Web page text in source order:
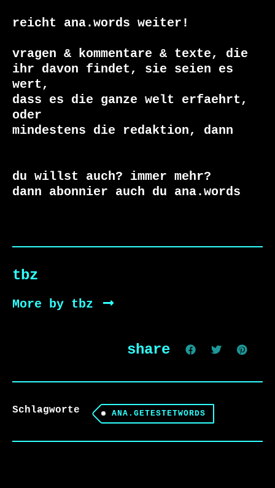
reicht ana.words weiter!
vragen & kommentare & texte, die
ihr davon findet, sie seien es
wert,
dass es die ganze welt erfaehrt,
oder
du willst auch? immer mehr?
dann abonnier auch du ana.words
tbz
More by tbz
share
Schlagworte ANA.GETESTETWORDS